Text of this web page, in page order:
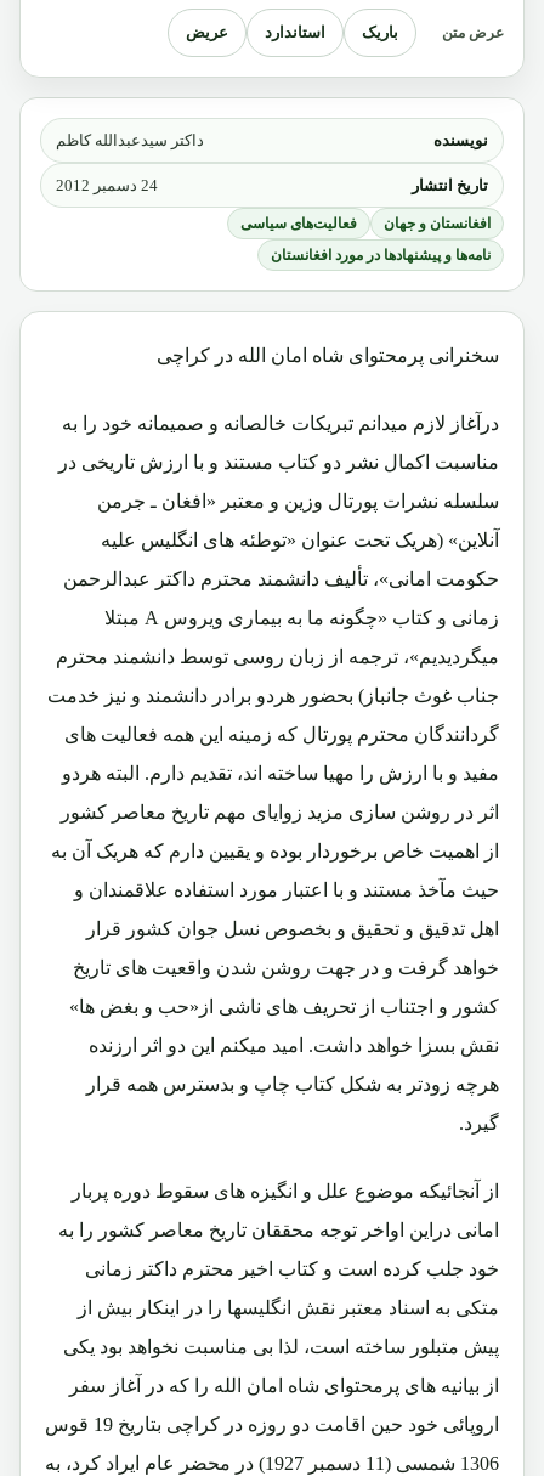
نویسنده داکتر سیدعبدالله کاظم
تاریخ انتشار 24 دسمبر 2012
افغانستان و جهان
فعالیت‌های سیاسی
نامه‌ها و پیشنهادها در مورد افغانستان
سخنرانی پرمحتوای شاه امان الله در کراچی
درآغاز لازم میدانم تبریکات خالصانه و صمیمانه خود را به
مناسبت اکمال نشر دو کتاب مستند و با ارزش تاریخی در
سلسله نشرات پورتال وزین و معتبر «افغان ـ جرمن
آنلاین» (هریک تحت عنوان «توطئه های انگلیس علیه
حکومت امانی»، تألیف دانشمند محترم داکتر عبدالرحمن
زمانی و کتاب «چگونه ما به بیماری ویروس A مبتلا
میگردیدیم»، ترجمه از زبان روسی توسط دانشمند محترم
جناب غوث جانباز) بحضور هردو برادر دانشمند و نیز خدمت
گردانندگان محترم پورتال که زمینه این همه فعالیت های
مفید و با ارزش را مهیا ساخته اند، تقدیم دارم. البته هردو
اثر در روشن سازی مزید زوایای مهم تاریخ معاصر کشور
از اهمیت خاص برخوردار بوده و یقیین دارم که هریک آن به
حیث مآخذ مستند و با اعتبار مورد استفاده علاقمندان و
اهل تدقیق و تحقیق و بخصوص نسل جوان کشور قرار
خواهد گرفت و در جهت روشن شدن واقعیت های تاریخ
کشور و اجتناب از تحریف های ناشی از«حب و بغض ها»
نقش بسزا خواهد داشت. امید میکنم این دو اثر ارزنده
هرچه زودتر به شکل کتاب چاپ و بدسترس همه قرار
گیرد.
از آنجائیکه موضوع علل و انگیزه های سقوط دوره پربار
امانی دراین اواخر توجه محققان تاریخ معاصر کشور را به
خود جلب کرده است و کتاب اخیر محترم داکتر زمانی
متکی به اسناد معتبر نقش انگلیسها را در اینکار بیش از
پیش متبلور ساخته است، لذا بی مناسبت نخواهد بود یکی
از بیانیه های پرمحتوای شاه امان الله را که در آغاز سفر
اروپائی خود حین اقامت دو روزه در کراچی بتاریخ 19 قوس
1306 شمسی (11 دسمبر 1927) در محضر عام ایراد کرد، به
عرض متن باریک استاندارد عریض